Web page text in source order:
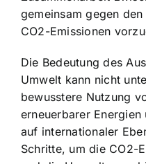
gemeinsam gegen
CO2-Emissionen
Die Bedeutung des
Umwelt kann nicht
bewusstere Nutzung
erneuerbarer
auf internationaler
Schritte, um die CO2-